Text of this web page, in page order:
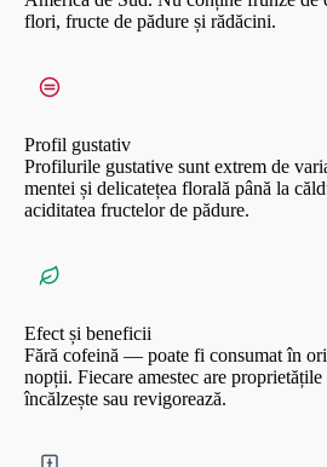
flori, fructe de pădure și rădăcini.
Profil gustativ
Profilurile gustative sunt extrem de
mentei și delicatețea florală până la
aciditatea fructelor de pădure.
Efect și beneficii
Fără cofeină — poate fi consumat în
nopții. Fiecare amestec are proprietățile
încălzește sau revigorează.